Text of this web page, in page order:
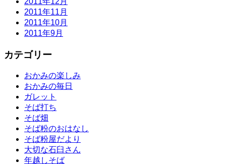
2011年11月
2011年10月
2011年9月
カテゴリー
おかみの楽しみ
おかみの毎日
ガレット
そば打ち
そば畑
そば粉のおはなし
そば粉屋だより
大切な石臼さん
年越しそば